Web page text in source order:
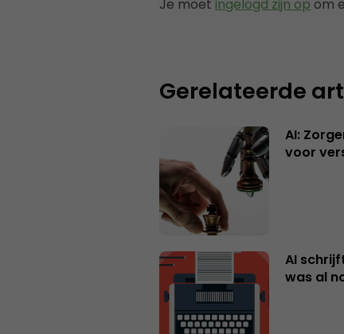
Je moetingelogd zijn opom
Gerelateerde
AI:
voor
AI
was al